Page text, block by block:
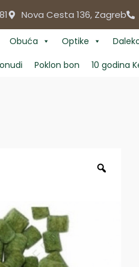
Nova Cesta 136, Zagreb
Obuća Optike
Poklon bon 10 godina